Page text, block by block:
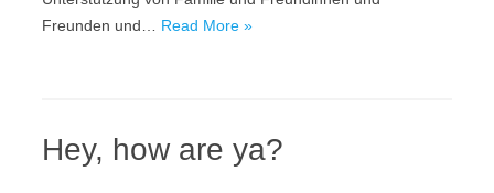
Freunden und… Read More »
Hey, how are ya?